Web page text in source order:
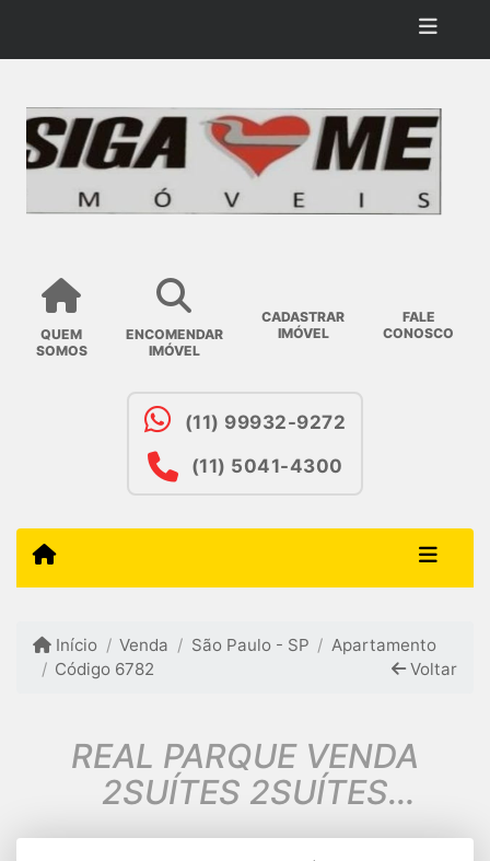
QUEM
SOMOS
ENCOMENDAR
IMÓVEL
CADASTRAR
IMÓVEL
FALE
CONOSCO
(11) 99932-9272
(11) 5041-4300
Início Venda São Paulo - SP
Apartamento
Código 6782
Voltar
REAL PARQUE VENDA
2SUÍTES 2SUÍTES
AMERICANAS VARANDA